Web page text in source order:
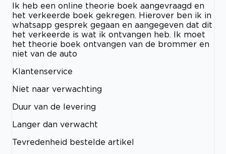
Ik heb een online theorie boek aangevraagd en
het verkeerde boek gekregen. Hierover ben ik in
whatsapp gesprek gegaan en aangegeven dat dit
het verkeerde is wat ik ontvangen heb. Ik moet
het theorie boek ontvangen van de brommer en
niet van de auto
Klantenservice
Niet naar verwachting
Duur van de levering
Langer dan verwacht
Tevredenheid bestelde artikel